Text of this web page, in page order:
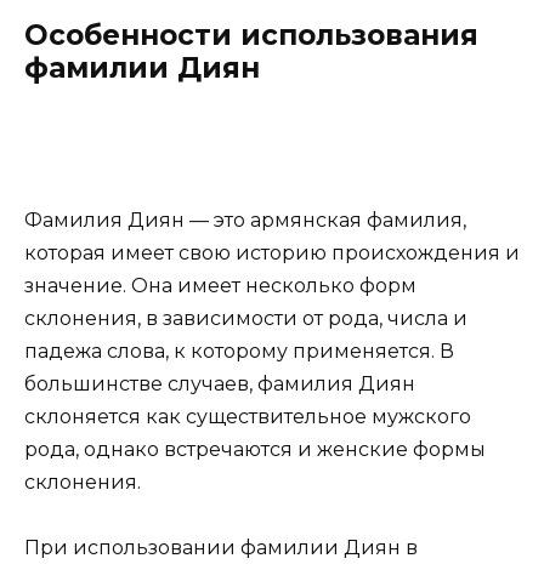
Особенности использования
фамилии Диян
Фамилия Диян — это армянская фамилия,
которая имеет свою историю происхождения и
значение. Она имеет несколько форм
склонения, в зависимости от рода, числа и
падежа слова, к которому применяется. В
большинстве случаев, фамилия Диян
склоняется как существительное мужского
рода, однако встречаются и женские формы
склонения.
При использовании фамилии Диян в